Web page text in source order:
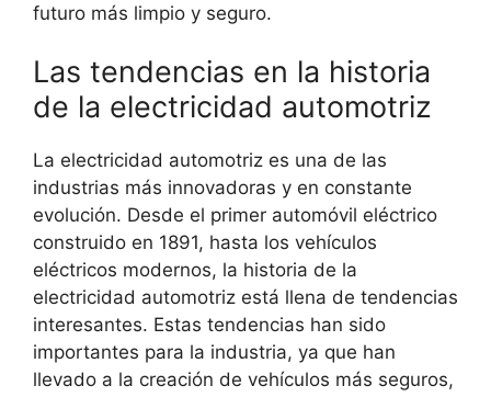
futuro más limpio y seguro.
Las tendencias en la historia
de la electricidad automotriz
La electricidad automotriz es una de las
industrias más innovadoras y en constante
evolución. Desde el primer automóvil eléctrico
construido en 1891, hasta los vehículos
eléctricos modernos, la historia de la
electricidad automotriz está llena de tendencias
interesantes. Estas tendencias han sido
importantes para la industria, ya que han
llevado a la creación de vehículos más seguros,